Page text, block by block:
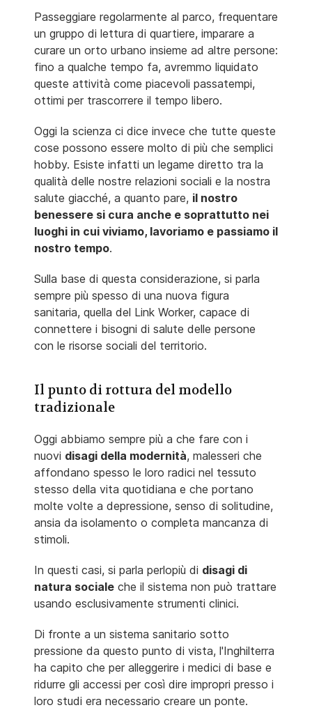
Passeggiare regolarmente al parco, frequentare
un gruppo di lettura di quartiere, imparare a
curare un orto urbano insieme ad altre persone:
fino a qualche tempo fa, avremmo liquidato
queste attività come piacevoli passatempi,
ottimi per trascorrere il tempo libero.
Oggi la scienza ci dice invece che tutte queste
cose possono essere molto di più che semplici
hobby. Esiste infatti un legame diretto tra la
qualità delle nostre relazioni sociali e la nostra
salute giacché, a quanto pare, il nostro
benessere si cura anche e soprattutto nei
luoghi in cui viviamo, lavoriamo e passiamo il
nostro tempo.
Sulla base di questa considerazione, si parla
sempre più spesso di una nuova figura
sanitaria, quella del Link Worker, capace di
connettere i bisogni di salute delle persone
con le risorse sociali del territorio.
Il punto di rottura del modello
tradizionale
Oggi abbiamo sempre più a che fare con i
nuovi disagi della modernità, malesseri che
affondano spesso le loro radici nel tessuto
stesso della vita quotidiana e che portano
molte volte a depressione, senso di solitudine,
ansia da isolamento o completa mancanza di
stimoli.
In questi casi, si parla perlopiù di disagi di
natura sociale che il sistema non può trattare
usando esclusivamente strumenti clinici.
Di fronte a un sistema sanitario sotto
pressione da questo punto di vista, l'Inghilterra
ha capito che per alleggerire i medici di base e
ridurre gli accessi per così dire impropri presso i
loro studi era necessario creare un ponte.